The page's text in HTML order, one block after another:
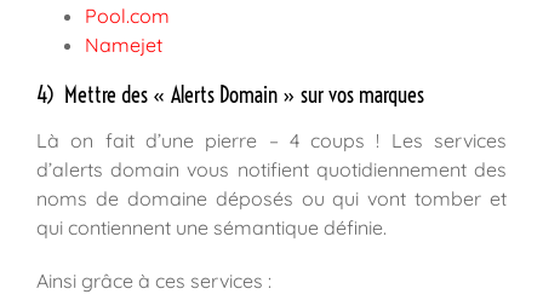
Pool.com
Namejet
4) Mettre des « Alerts Domain » sur vos marques
Là on fait d’une pierre – 4 coups ! Les services
d’alerts domain vous notifient quotidiennement des
noms de domaine déposés ou qui vont tomber et
qui contiennent une sémantique définie.
Ainsi grâce à ces services :